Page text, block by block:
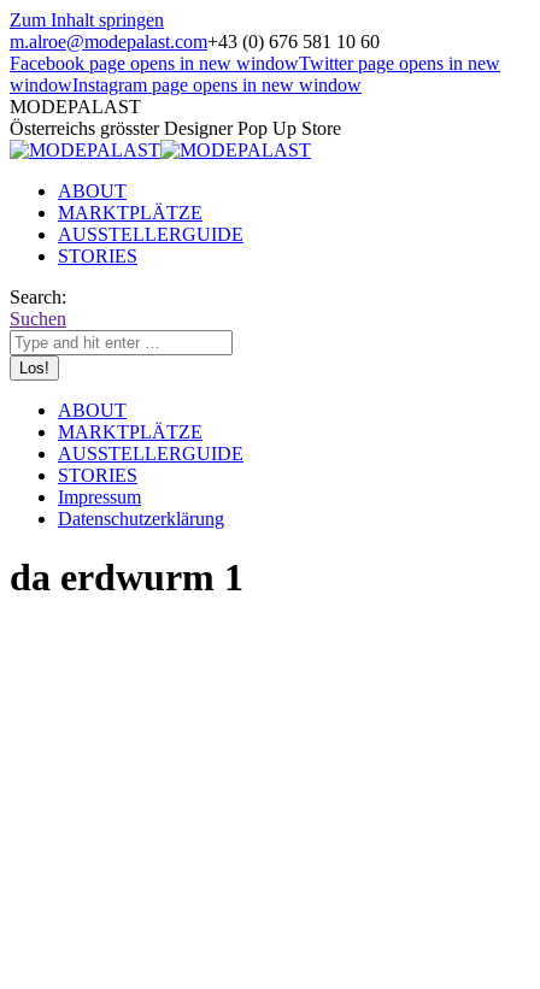
Zum Inhalt springen
m.alroe@modepalast.com+43 (0) 676 581 10 60
Facebook page opens in new windowTwitter page opens in new
windowInstagram page opens in new window
MODEPALAST
Österreichs grösster Designer Pop Up Store
ABOUT
MARKTPLÄTZE
AUSSTELLERGUIDE
STORIES
Search:
Suchen
ABOUT
MARKTPLÄTZE
AUSSTELLERGUIDE
STORIES
Impressum
Datenschutzerklärung
da erdwurm 1